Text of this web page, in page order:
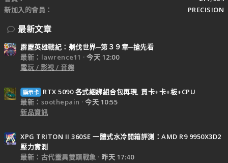
新加入的會員
PRECISION
最新文章
霹靂英雄戰紀：刜伐世界─第３９章─搶先看
最新：lawrence11
今天 12:00
電玩 / 影視 / 音樂
顯示卡
RTX 5090 各式綑綁組合包再現, 買卡+卡+板+CPU
最新：soothepain
今天 10:55
新品資訊
XPG TRITON II 360SE 一體式水冷開箱評測：AMD R9 9950X3D2
壓力實測
最新：古代靈異雙頭戰象
昨天 17:40